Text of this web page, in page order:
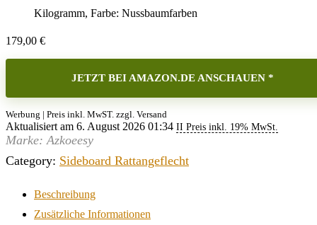
Kilogramm, Farbe: Nussbaumfarben
179,00 €
JETZT BEI AMAZON.DE ANSCHAUEN *
Werbung | Preis inkl. MwST. zzgl. Versand
Aktualisiert am 6. August 2026 01:34 II Preis inkl. 19% MwSt.
Marke: Azkoeesy
Category: Sideboard Rattangeflecht
Beschreibung
Zusätzliche Informationen